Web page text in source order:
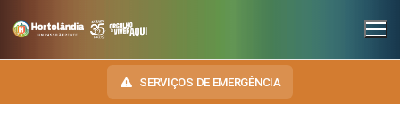
SERVIÇOS DE EMERGÊNCIA